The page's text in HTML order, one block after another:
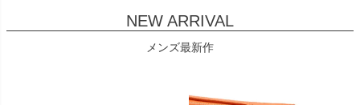
NEW ARRIVAL
メンズ最新作